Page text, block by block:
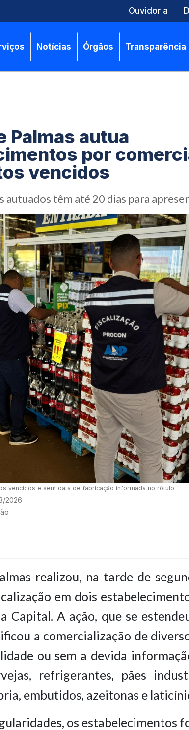
Ouvidoria
Notícias Órgãos Transparência
Palmas autua
por
vencidos
autuados têm até 20 dias para
vencidos e sem data de fabricação informada no rótulo
2026
realizou, na tarde de
em dois
Capital. A ação, que se
a comercialização de
ou sem a devida
refrigerantes, pães
embutidos, azeitonas e
os estabelecimentos